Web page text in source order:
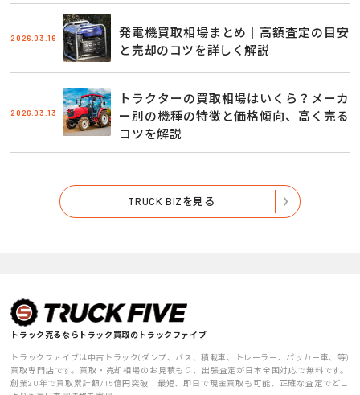
2026.03.16
発電機買取相場まとめ｜高額査定の目安
と売却のコツを詳しく解説
2026.03.13
トラクターの買取相場はいくら？メーカ
ー別の機種の特徴と価格傾向、高く売る
コツを解説
TRUCK BIZを見る
トラック売るならトラック買取のトラックファイブ
トラックファイブは中古トラック(ダンプ、バス、積載車、トレーラー、パッカー車、等)
買取専門店です。買取・売却相場のお見積もり、出張査定が日本全国対応で無料です。
創業20年で買取累計額715億円突破！最短、即日で現金買取も可能、正確な査定でどこ